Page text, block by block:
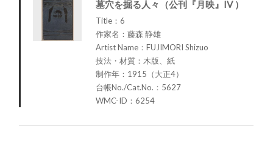
墓穴を掘る人々（公刊『月映』IV ）
Title：6
作家名：藤森 静雄
Artist Name：FUJIMORI Shizuo
技法・材質：木版、紙
制作年：1915（大正4）
台帳No./Cat.No.：5627
WMC-ID：6254